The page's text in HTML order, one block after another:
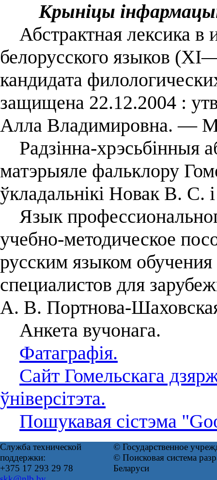
Крыніцы
Абстрактная лексика в
белорусского языков
кандидата
защищена 22.12.2004 :
Алла Владимировна. —
Радзінна-хрэсьбінныя
матэрыяле фальклору
ўкладальнікі Новак В.
Язык
учебно-методическое
русским языком обучения
специалистов для
А. В. Портнова-
Анкета вучонага.
Фатаграфія.
Сайт Гомельскага
ўніверсітэта.
Пошукавая сістэма
Служба технической
поддержки:
+375 17 293 29 78
© Государственное
© Поисковая система
Беларуси